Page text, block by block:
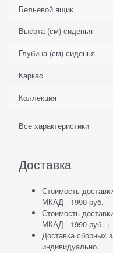
Бельевой ящик
Высота (см) сиденья
Глубина (см) сиденья
Каркас
Коллекция
Все характеристики
Доставка
Стоимость
МКАД - 1990 руб.
Стоимость
МКАД - 1990 руб. +
Доставка сборных
индивидуально.